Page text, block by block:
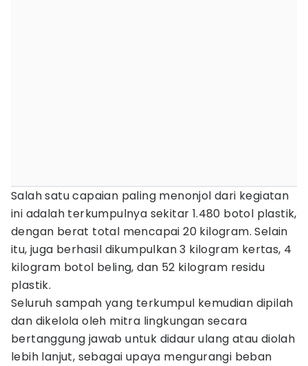
Salah satu capaian paling menonjol dari kegiatan
ini adalah terkumpulnya sekitar 1.480 botol plastik,
dengan berat total mencapai 20 kilogram. Selain
itu, juga berhasil dikumpulkan 3 kilogram kertas, 4
kilogram botol beling, dan 52 kilogram residu
plastik.
Seluruh sampah yang terkumpul kemudian dipilah
dan dikelola oleh mitra lingkungan secara
bertanggung jawab untuk didaur ulang atau diolah
lebih lanjut, sebagai upaya mengurangi beban